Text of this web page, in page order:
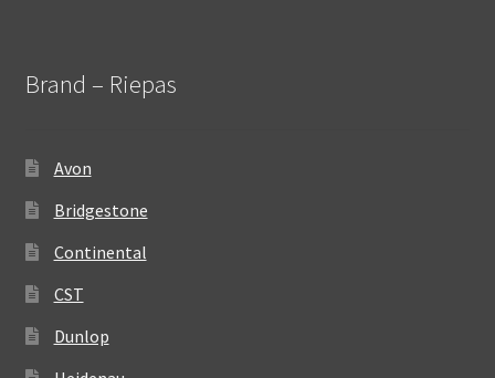
Brand – Riepas
Avon
Bridgestone
Continental
CST
Dunlop